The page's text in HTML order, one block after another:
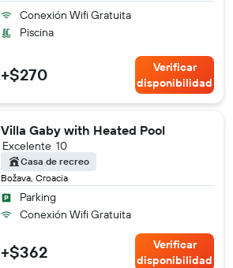
Conexión Wifi Gratuita
Piscina
+$270
Verificar
disponibilidad
Villa Gaby with Heated Pool
Božava, Croacia
10
Excelente
Casa de recreo
Parking
Conexión Wifi Gratuita
+$362
Verificar
disponibilidad